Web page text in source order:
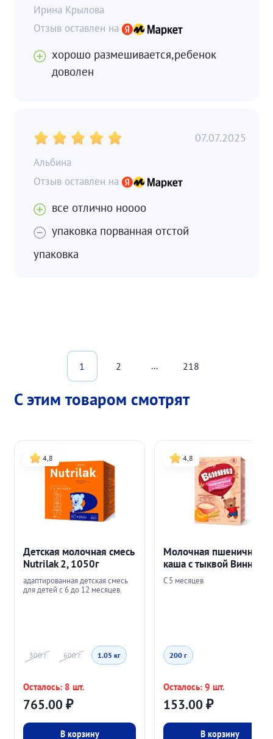
Ирина Крылова
хорошо размешивается,ребенок
доволен
Альбина
07.07.2025
все отлично ноооо
упаковка порванная отстой
упаковка
1 2 ... 218
С этим товаром смотрят
4,8
Детская молочная смесь
Nutrilak 2, 1050г
адаптированная детская смесь
для детей с 6 до 12 месяцев.
300 г 600 г 1.05 кг
765.00₽
Осталось: 8 шт.
В корзину
4,8
Молочная пшеничная
каша с тыквой Винни
С 5 месяцев
200 г
153.00₽
Осталось: 9 шт.
В корзину